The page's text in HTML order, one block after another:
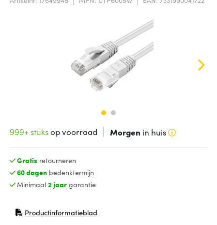
999+ stuksop voorraad Morgen in huis
Gratis retourneren
60 dagenbedenktermijn
Minimaal 2 jaargarantie
Productinformatieblad
(opent in nieuw venster)